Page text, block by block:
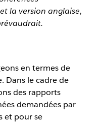
la version anglaise,
en termes de
Dans le cadre de
des rapports
demandées par
et pour se